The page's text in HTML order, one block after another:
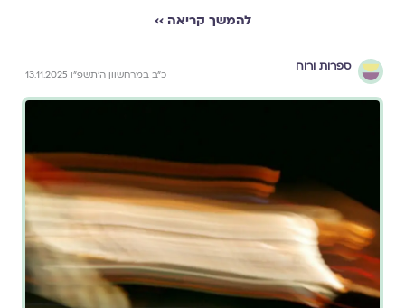
להמשך קריאה ››
ספרות ורוח
כ״ב במרחשוון ה׳תשפ״ו 13.11.2025